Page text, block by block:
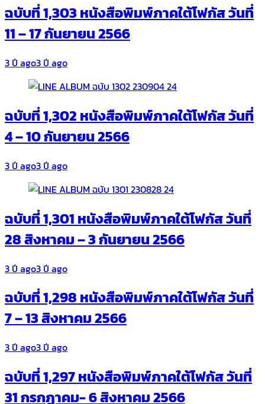
ฉบับที่ 1,303 หนังสือพิมพ์ภาคใต้โฟกัส วันที่
11 – 17 กันยายน 2566
3 ปี ago3 ปี ago
ฉบับที่ 1,302 หนังสือพิมพ์ภาคใต้โฟกัส วันที่
4 – 10 กันยายน 2566
3 ปี ago3 ปี ago
ฉบับที่ 1,301 หนังสือพิมพ์ภาคใต้โฟกัส วันที่
28 สิงหาคม – 3 กันยายน 2566
3 ปี ago3 ปี ago
ฉบับที่ 1,298 หนังสือพิมพ์ภาคใต้โฟกัส วันที่
7 – 13 สิงหาคม 2566
3 ปี ago3 ปี ago
ฉบับที่ 1,297 หนังสือพิมพ์ภาคใต้โฟกัส วันที่
31 กรกฏาคม- 6 สิงหาคม 2566